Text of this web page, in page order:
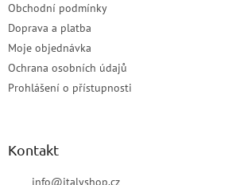
Obchodní podmínky
Doprava a platba
Moje objednávka
Ochrana osobních údajů
Prohlášení o přístupnosti
Kontakt
info@italyshop.cz